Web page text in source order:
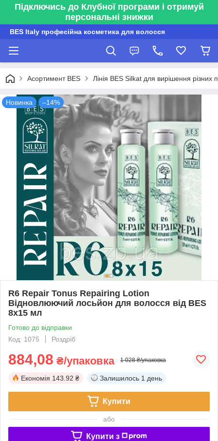
Підключись до Клубної програми і отримуй
персональні знижки
BES Italy професійна косметика для волосся
Асортимент BES Лінія BES Silkat для вирішення
Новинка –14%
R6 Repair Tonus Repairing Lotion
Відновлюючий лосьйон для волосся від BES
8х15 мл
Готово до відправки
Код: 1075
Роздріб
884,08 ₴/упаковка 1 028 ₴/упаковка
Економія 143.92 ₴ Залишилось 1 день
Купити
або
Купити з